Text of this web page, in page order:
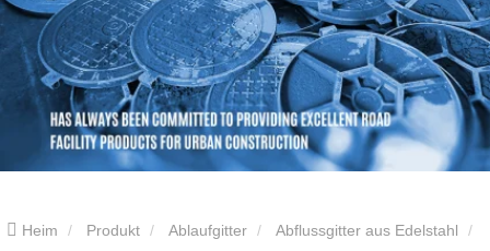
Heim Produkt Ablaufgitter Abflussgitter aus Edelstahl